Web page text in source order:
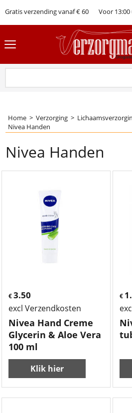
Gratis verzending vanaf € 60 Voor
Home > Verzorging >
Nivea Handen
Nivea Handen
€ 3.50
excl Verzendkosten
Nivea Hand Creme
Glycerin & Aloe Vera
100 ml
Klik hier
€